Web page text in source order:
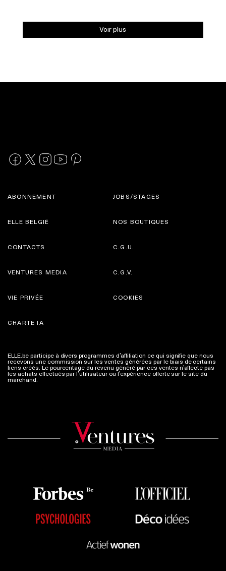
Voir plus
ABONNEMENT
ELLE BELGIË
JOBS/STAGES
NOS BOUTIQUES
CONTACTS
VENTURES MEDIA
C.G.U.
C.G.V.
VIE PRIVÉE
CHARTE IA
COOKIES
ELLE.be participe à divers programmes d’affiliation ce qui signifie que nous
recevons une commission sur les ventes générées par le biais de certains
liens créés. Le pourcentage du revenu généré par ces ventes n’affecte pas
les achats effectués par l’utilisateur ou l’expérience offerte sur le site du
marchand. Plus d'infos